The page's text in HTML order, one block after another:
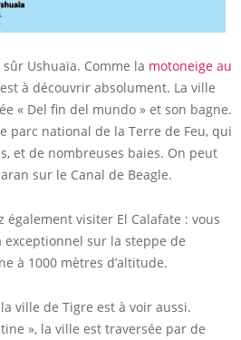
Ushuaïa. Comme la motoneige au
à découvrir absolument. La ville
« Del fin del mundo » et son bagne.
parc national de la Terre de Feu, qui
et de nombreuses baies. On peut
sur le Canal de Beagle.
également visiter El Calafate : vous
sur la steppe de
à 1000 mètres d’altitude.
ville de Tigre est à voir aussi.
», la ville est traversée par de